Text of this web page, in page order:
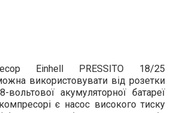
Einhell
PRESSITO 18/25
використовувати від розетки
акумуляторної батареї
є насос високого тиску